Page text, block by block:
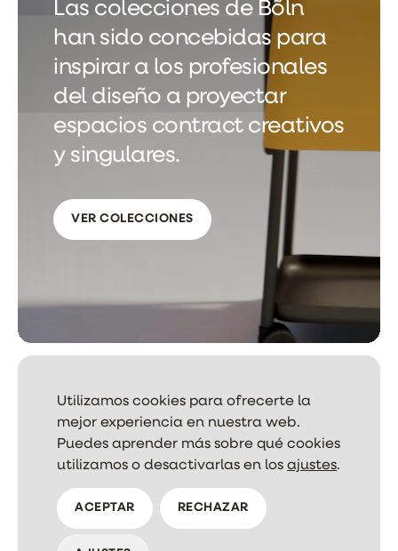
Las colecciones de Bõln
han sido concebidas para
inspirar a los profesionales
del diseño a proyectar
espacios contract creativos
y singulares.
VER COLECCIONES
NEWSLETTER
Utilizamos cookies para ofrecerte la
mejor experiencia en nuestra web.
Puedes aprender más sobre qué cookies
utilizamos o desactivarlas en los ajustes.
ACEPTAR RECHAZAR